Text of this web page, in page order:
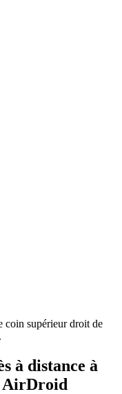
coin supérieur droit de
à distance à
AirDroid